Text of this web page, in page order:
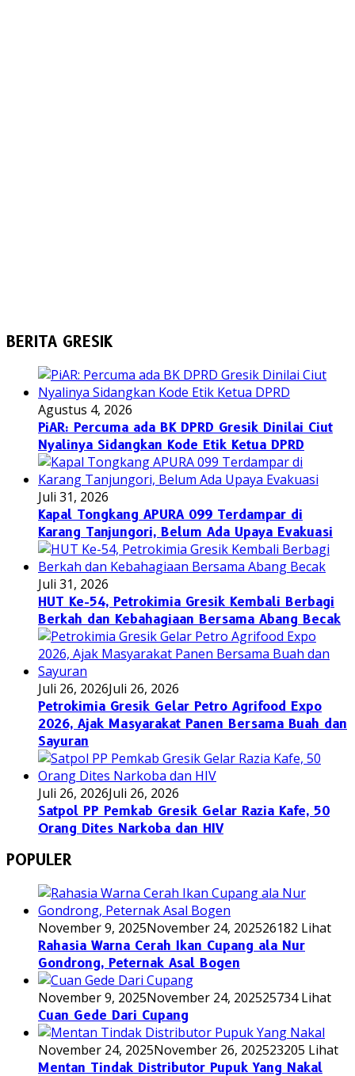
BERITA GRESIK
Agustus 4, 2026
PiAR: Percuma ada BK DPRD Gresik Dinilai Ciut
Nyalinya Sidangkan Kode Etik Ketua DPRD
Juli 31, 2026
Kapal Tongkang APURA 099 Terdampar di
Karang Tanjungori, Belum Ada Upaya Evakuasi
Juli 31, 2026
HUT Ke-54, Petrokimia Gresik Kembali Berbagi
Berkah dan Kebahagiaan Bersama Abang Becak
Juli 26, 2026Juli 26, 2026
Petrokimia Gresik Gelar Petro Agrifood Expo
2026, Ajak Masyarakat Panen Bersama Buah dan
Sayuran
Juli 26, 2026Juli 26, 2026
Satpol PP Pemkab Gresik Gelar Razia Kafe, 50
Orang Dites Narkoba dan HIV
POPULER
November 9, 2025November 24, 202526182 Lihat
Rahasia Warna Cerah Ikan Cupang ala Nur
Gondrong, Peternak Asal Bogen
November 9, 2025November 24, 202525734 Lihat
Cuan Gede Dari Cupang
November 24, 2025November 26, 202523205 Lihat
Mentan Tindak Distributor Pupuk Yang Nakal